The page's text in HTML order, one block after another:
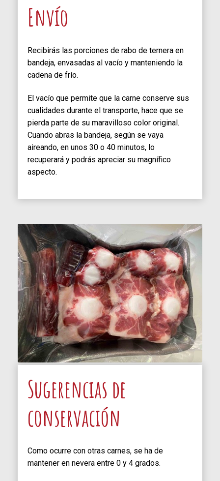
Envío
Recibirás las porciones de rabo de ternera en
bandeja, envasadas al vacío y manteniendo la
cadena de frío.
El vacío que permite que la carne conserve sus
cualidades durante el transporte, hace que se
pierda parte de su maravilloso color original.
Cuando abras la bandeja, según se vaya
aireando, en unos 30 o 40 minutos, lo
recuperará y podrás apreciar su magnífico
aspecto.
Sugerencias de
conservación
Como ocurre con otras carnes, se ha de
mantener en nevera entre 0 y 4 grados.